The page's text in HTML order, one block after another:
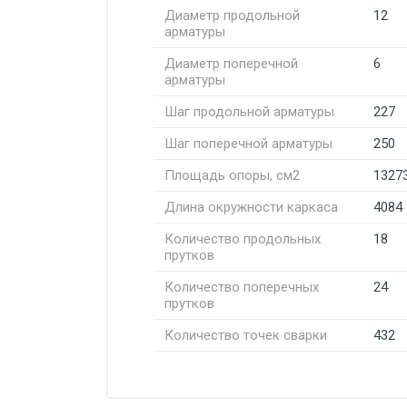
Диаметр продольной
арматуры
12
Диаметр поперечной
арматуры
6
Шаг продольной арматуры
227
Шаг поперечной арматуры
250
Площадь опоры, см2
Длина окружности каркаса
4084
Количество продольных
прутков
18
Количество поперечных
прутков
24
Количество точек сварки 432